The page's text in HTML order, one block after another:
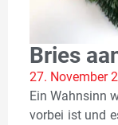
Bries
27. November
Ein Wahnsinn
vorbei ist und